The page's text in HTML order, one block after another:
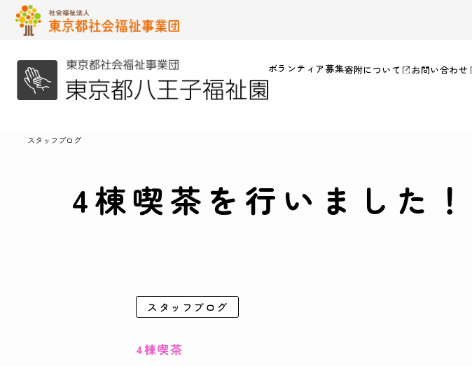
ボランティア募集寄附について お問い合わせ
スタッフブログ
4棟喫茶を行いました！
スタッフブログ
4棟喫茶